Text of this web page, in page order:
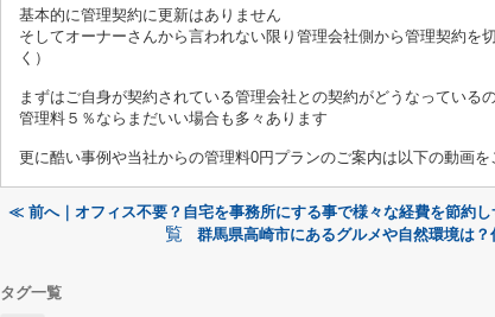
基本的に管理契約に更新はありません
そしてオーナーさんから言われない限り管理会社側から管理契約を
く）
まずはご自身が契約されている管理会社との契約がどうなっている
管理料５％ならまだいい場合も多々あります
更に酷い事例や当社からの管理料0円プランのご案内は以下の動画を
≪ 前へ｜オフィス不要？自宅を事務所にする事で様々な経費を節約
覧
群馬県高崎市にあるグルメや自然環境は
タグ一覧